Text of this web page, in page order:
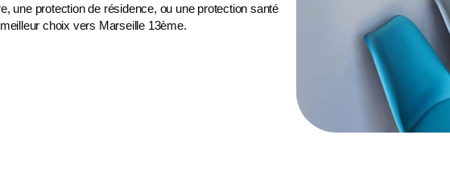
une protection de résidence, ou une protection santé
choix vers Marseille 13ème.